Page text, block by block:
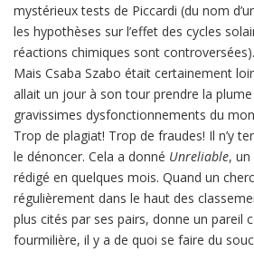
mystérieux tests de Piccardi (du nom
les hypothèses sur l’effet des cycles
réactions chimiques sont
Mais Csaba Szabo était certainement loin
allait un jour à son tour prendre la
gravissimes dysfonctionnements du
Trop de plagiat! Trop de fraudes! Il n’y
le dénoncer. Cela a donné Unreliable,
rédigé en quelques mois. Quand un
régulièrement dans le haut des
plus cités par ses pairs, donne un pareil
fourmilière, il y a de quoi se faire du